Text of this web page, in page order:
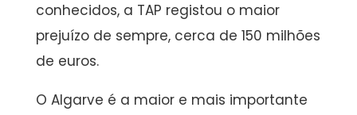
conhecidos, a TAP registou o maior
prejuízo de sempre, cerca de 150 milhões
de euros.
O Algarve é a maior e mais importante